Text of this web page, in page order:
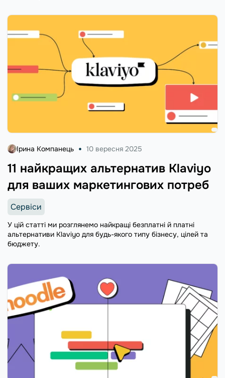
11 найкращих альтернатив Klaviyo
для ваших маркетингових потреб
Ірина Компанець 10 вересня 2025
Сервіси
У цій статті ми розглянемо найкращі безплатні й платні
альтернативи Klaviyo для будь-якого типу бізнесу, цілей та
бюджету.